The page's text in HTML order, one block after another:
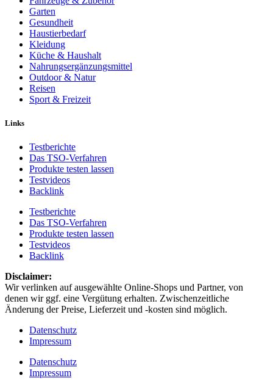
Garten
Gesundheit
Haustierbedarf
Kleidung
Küche & Haushalt
Nahrungsergänzungsmittel
Outdoor & Natur
Reisen
Sport & Freizeit
Links
Testberichte
Das TSO-Verfahren
Produkte testen lassen
Testvideos
Backlink
Testberichte
Das TSO-Verfahren
Produkte testen lassen
Testvideos
Backlink
Disclaimer: ​
Wir verlinken auf ausgewählte Online-Shops und Partner, von
denen wir ggf. eine Vergütung erhalten. Zwischenzeitliche
Änderung der Preise, Lieferzeit und -kosten sind möglich.
Datenschutz
Impressum
Datenschutz
Impressum